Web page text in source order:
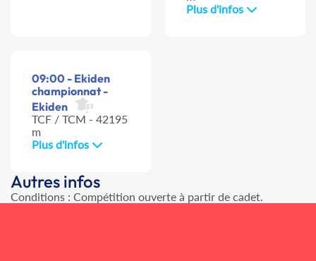
Plus d'infos
09:00 - Ekiden
championnat -
Ekiden
TCF / TCM - 42195
m
Plus d'infos
Autres infos
Conditions : Compétition ouverte à partir de cadet.